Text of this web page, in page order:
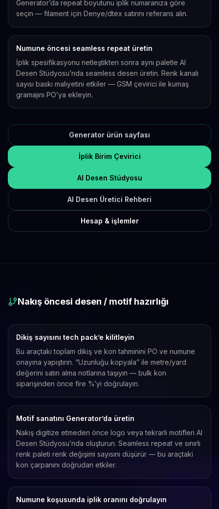
Generator’da repeat boyutunu iplik numaranıza göre
seçin — filament için Denye/dtex satırını referans alın.
Numune öncesi seamless repeat üretin
İplik spesifikasyonu netleştikten sonra aynı paletle AI
Desen Stüdyosu’nda seamless desen üretin. Renk kanalı
sayısı baskı maliyetini etkiler — GSM çevirici ile kumaş
gramajını PO’ya ekleyin.
Generator ürün sayfası
İplik Birim Çevirici
AI Desen Stüdyosu
AI Desen Üretici Rehberi
Hesap & işlemler
Nakış öncesi desen / motif hazırlığı
Dikiş sayısını tech pack’e kilitleyin
Bu araçtaki toplam dikiş ve kon tahminini PO ve numune
onayına yapıştırın. “Uzunluğu kopyala” ile metre/yard
değerini satın alma notlarına taşıyın — bulk kon
siparişinden önce fire %’yi doğrulayın.
Motif sanatını Generator’da üretin
Nakış digitize etmeden önce logo veya tekrarlı motifleri AI
Desen Stüdyosu’nda oluşturun. Seamless repeat ve sınırlı
renk paleti renk değişimi sayısını düşürür — bu araçtaki
kon çarpanını doğrudan etkiler.
Numune koşusunda iplik oranını doğrulayın